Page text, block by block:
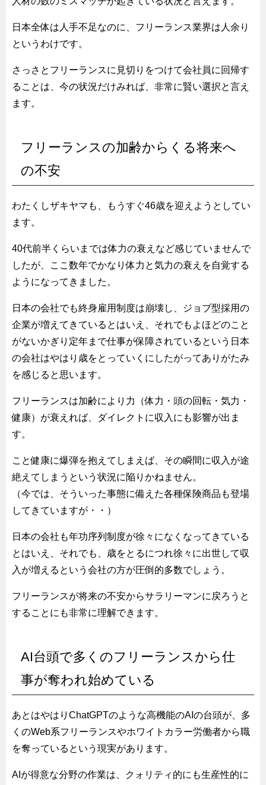
日本全体は人手不足なのに、フリーランス業界は人余り
というわけです。
さっさとフリーランスに見切りをつけて会社員に回帰す
ることは、今の状況だけみれば、非常に賢い選択と言え
ます。
フリーランスの加齢からくる将来へ
の不安
わたくしザキヤマも、もうすぐ46歳を迎えようとしてい
ます。
40代前半くらいまでは体力の衰えなど感じていませんで
したが、ここ数年でかなり体力と気力の衰えを自覚する
ようになってきました。
日本の会社でも終身雇用制度は崩壊し、ジョブ型採用の
企業が増えてきているとはいえ、それでもよほどのこと
がないかぎり定年まで仕事が保障されているという日本
の会社はやはり歳をとっていくにしたがってありがたみ
を感じると思います。
フリーランスは加齢により力（体力・頭の回転・気力・
健康）が衰えれば、ダイレクトに収入にも影響が出ま
す。
こと健康に爆弾を抱えてしまえば、その瞬間に収入が途
絶えてしまうという状況に陥りかねません。
（今では、そういった事態に備えた各種保険商品も登場
してきていますが・・）
日本の会社も年功序列制度が徐々になくなってきている
とはいえ、それでも、歳をとるにつれ徐々に出世して収
入が増えるという会社の方が圧倒的多数でしょう。
フリーランスが将来の不安からサラリーマンに戻ろうと
することにも非常に理解できます。
AI台頭で多くのフリーランスから仕
事が奪われ始めている
あとはやはりChatGPTのような高機能のAIの台頭が、多
くのWeb系フリーランスやホワイトカラー労働者から職
を奪っているという現実があります。
AIが得意な分野の作業は、クォリティ的にも生産性的に